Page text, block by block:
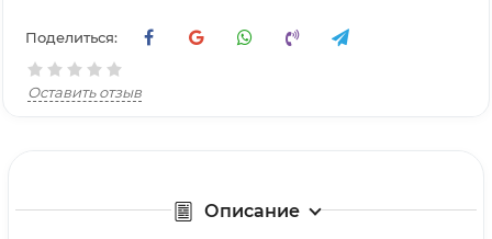
Поделиться:
Оставить отзыв
Описание